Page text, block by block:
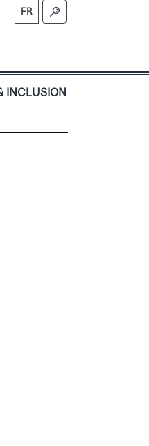
FR
INCLUSION